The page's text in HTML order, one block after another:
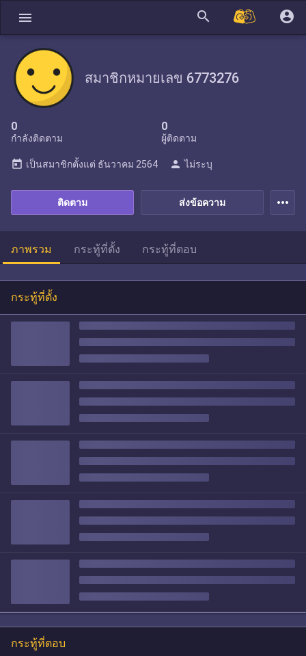
menu search account_circle
สมาชิกหมายเลข 6773276
0
กำลังติดตาม
0
ผู้ติดตาม
ส่งข้อความ
ติดตาม
today เป็นสมาชิกตั้งแต่ ธันวาคม 2564 person ไม่ระบุ
more_horiz
ภาพรวม กระทู้ที่ตั้ง กระทู้ที่ตอบ
กระทู้ที่ตั้ง
กระทู้ที่ตอบ